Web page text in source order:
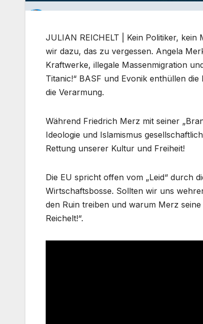
JULIAN REICHELT | Kein Politiker,
wir dazu, das zu vergessen. Angela
Kraftwerke, illegale Massenmigration
Titanic!“ BASF und Evonik enthüllen
die Verarmung.
Während Friedrich Merz mit seiner
Ideologie und Islamismus
Rettung unserer Kultur und Freiheit!
Die EU spricht offen vom „Leid“ durch
Wirtschaftsbosse. Sollten wir uns
den Ruin treiben und warum Merz
Reichelt!“.